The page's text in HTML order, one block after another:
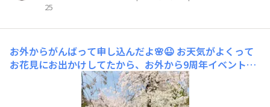
25
お外からがんばって申し込んだよ🌸😆 お天気がよくって
お花見にお出かけしてたから、お外から9周年イベントの
チケットを取ってもらったよ🌸💕🎟️✨たくさんのお友だち
に、会えるのとっても楽しみだなぁ😍✨